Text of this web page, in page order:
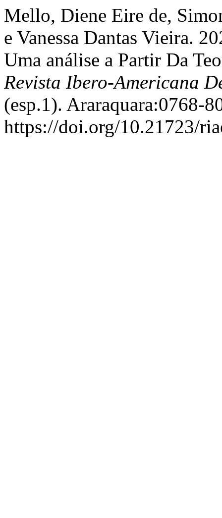
Mello, Diene Eire de,
e Vanessa Dantas Vieira.
Uma análise a Partir Da
Revista Ibero-Americana
(esp.1). Araraquara:0768-
https://doi.org/10.21723/